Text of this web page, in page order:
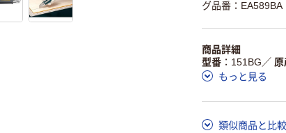
グ品番：EA589BA
商品詳細
型番
151BG ／ 原
もっと見る
類似商品と比